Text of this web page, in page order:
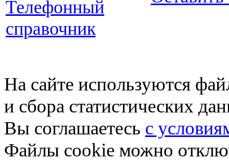
Телефонный
справочник
На сайте используются
и сбора статистических
Вы соглашаетесь с
Файлы cookie можно